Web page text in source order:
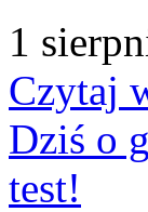
1
Czytaj
Dziś o
test!